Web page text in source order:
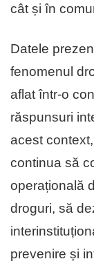
cât și în
Datele
fenomenul
aflat într-o
răspunsuri
acest
continua să
operațională
droguri, să
prevenire și